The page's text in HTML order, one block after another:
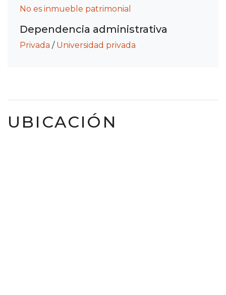
No es inmueble patrimonial
Dependencia administrativa
Privada / Universidad privada
UBICACIÓN